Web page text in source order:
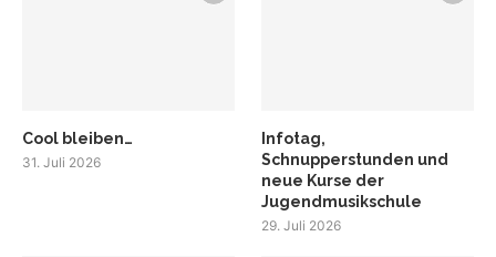
Cool bleiben…
31. Juli 2026
Infotag,
Schnupperstunden und
neue Kurse der
Jugendmusikschule
29. Juli 2026